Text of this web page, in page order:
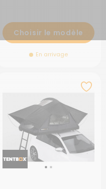
Choisir le modèle
En arrivage